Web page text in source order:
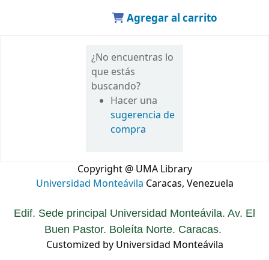
Agregar al carrito
¿No encuentras lo
que estás
buscando?
Hacer una
sugerencia de
compra
Copyright @ UMA Library
Universidad Monteávila Caracas, Venezuela
Edif. Sede principal Universidad Monteávila. Av. El
Buen Pastor. Boleíta Norte. Caracas.
Customized by Universidad Monteávila